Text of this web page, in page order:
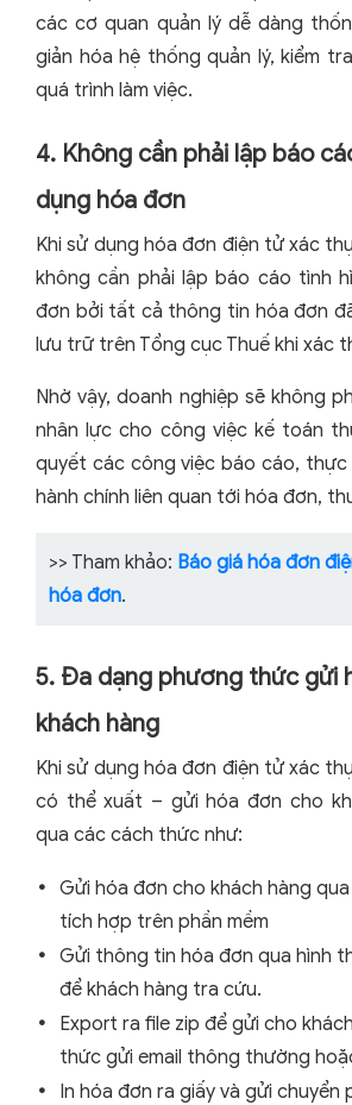
các cơ quan quản lý dễ dàng
giản hóa hệ thống quản lý, kiểm
quá trình làm việc.
4. Không cần phải lập báo
dụng hóa đơn
Khi sử dụng hóa đơn điện tử xác
không cần phải lập báo cáo tình
đơn bởi tất cả thông tin hóa đơn
lưu trữ trên Tổng cục Thuế khi xác
Nhờ vậy, doanh nghiệp sẽ không
nhân lực cho công việc kế toán
quyết các công việc báo cáo,
hành chính liên quan tới hóa đơn,
>> Tham khảo: Báo giá hóa đơn
hóa đơn.
5. Đa dạng phương thức gửi
khách hàng
Khi sử dụng hóa đơn điện tử xác
có thể xuất – gửi hóa đơn cho
qua các cách thức như:
Gửi hóa đơn cho khách hàng
tích hợp trên phần mềm
Gửi thông tin hóa đơn qua hình
để khách hàng tra cứu.
Export ra file zip để gửi cho
thức gửi email thông thường
In hóa đơn ra giấy và gửi chuyển